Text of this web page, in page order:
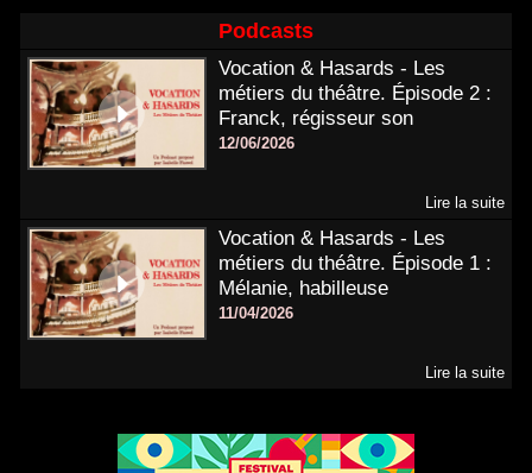
Podcasts
Vocation & Hasards - Les
métiers du théâtre. Épisode 2 :
Franck, régisseur son
12/06/2026
Lire la suite
Vocation & Hasards - Les
métiers du théâtre. Épisode 1 :
Mélanie, habilleuse
11/04/2026
Lire la suite